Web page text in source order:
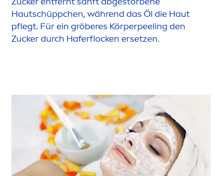
Hautschüppchen, während das Öl die Haut
pflegt. Für ein gröberes Körperpeeling den
Zucker durch Haferflocken ersetzen.